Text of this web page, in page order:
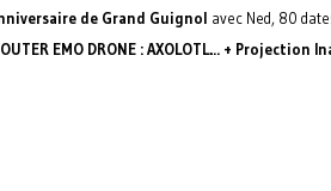
de Grand Guignol avec Ned, 80
EMO DRONE : AXOLOTL… + Projection